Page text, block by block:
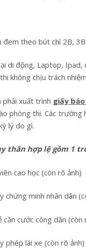
đem theo bút chì 2B,
di động, Laptop, Ipad,
không chịu trách
phải xuất trình giấy
phòng thi. Các
lý do gì.
thân hợp lệ gồm 1
cao học (còn rõ ảnh)
chứng minh nhân dân
căn cước công dân (còn
phép lái xe (còn rõ ảnh)